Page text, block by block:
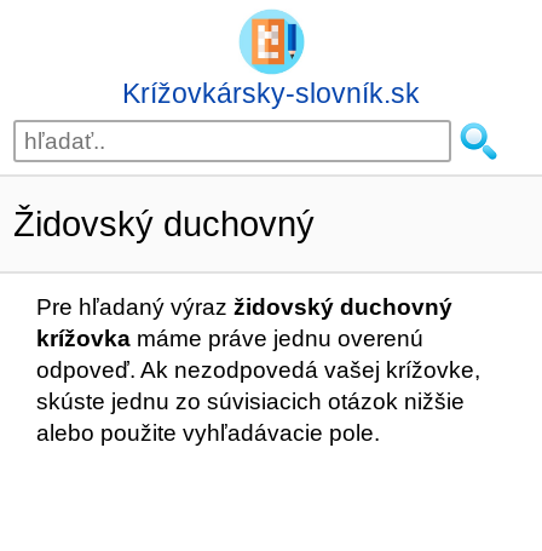
Krížovkársky-slovník.sk
Židovský duchovný
Pre hľadaný výraz židovský duchovný
krížovka máme práve jednu overenú
odpoveď. Ak nezodpovedá vašej krížovke,
skúste jednu zo súvisiacich otázok nižšie
alebo použite vyhľadávacie pole.